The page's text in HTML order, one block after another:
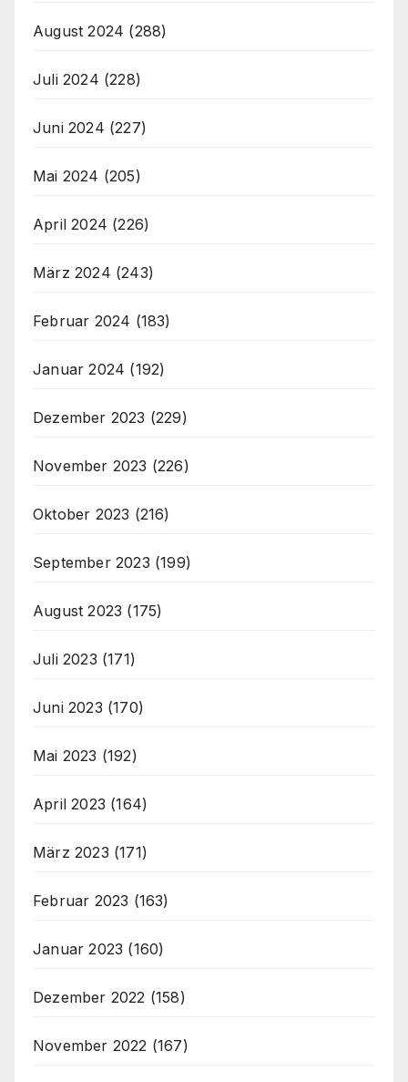
August 2024 (288)
Juli 2024 (228)
Juni 2024 (227)
Mai 2024 (205)
April 2024 (226)
März 2024 (243)
Februar 2024 (183)
Januar 2024 (192)
Dezember 2023 (229)
November 2023 (226)
Oktober 2023 (216)
September 2023 (199)
August 2023 (175)
Juli 2023 (171)
Juni 2023 (170)
Mai 2023 (192)
April 2023 (164)
März 2023 (171)
Februar 2023 (163)
Januar 2023 (160)
Dezember 2022 (158)
November 2022 (167)